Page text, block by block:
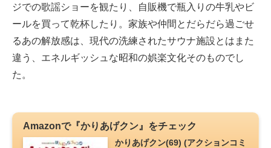
ジでの歌謡ショーを観たり、自販機で瓶入りの牛乳やビ
ールを買って乾杯したり。家族や仲間とだらだら過ごせ
るあの解放感は、現代の洗練されたサウナ施設とはまた
違う、エネルギッシュな昭和の娯楽文化そのものでし
た。
Amazonで『かりあげクン』をチェック
かりあげクン(69) (アクションコミ